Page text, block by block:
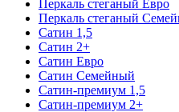
Перкаль стеганый Евро
Перкаль стеганый
Сатин 1,5
Сатин 2+
Сатин Евро
Сатин Семейный
Сатин-премиум 1,5
Сатин-премиум 2+